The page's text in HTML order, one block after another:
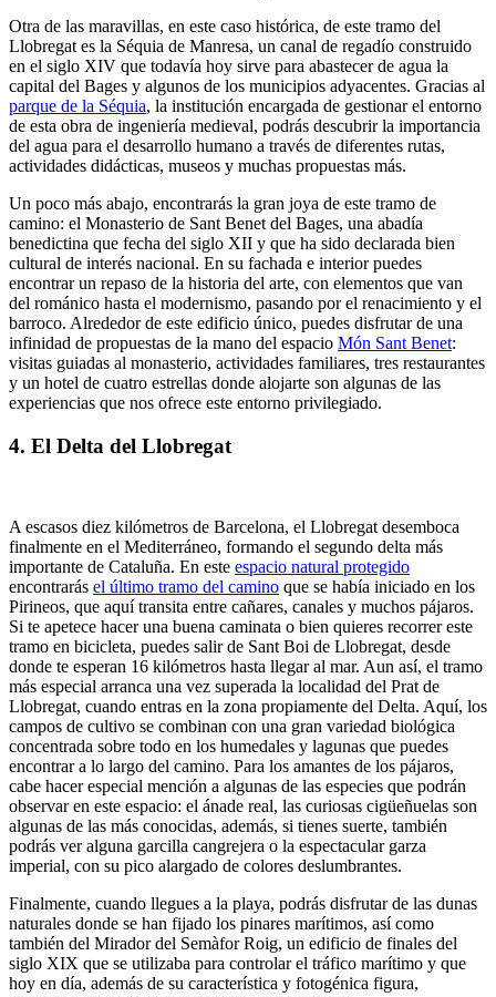
Otra de las maravillas, en este caso histórica, de este tramo del
Llobregat es la Séquia de Manresa, un canal de regadío construido
en el siglo XIV que todavía hoy sirve para abastecer de agua la
capital del Bages y algunos de los municipios adyacentes. Gracias al
parque de la Séquia, la institución encargada de gestionar el entorno
de esta obra de ingeniería medieval, podrás descubrir la importancia
del agua para el desarrollo humano a través de diferentes rutas,
actividades didácticas, museos y muchas propuestas más.
Un poco más abajo, encontrarás la gran joya de este tramo de
camino: el Monasterio de Sant Benet del Bages, una abadía
benedictina que fecha del siglo XII y que ha sido declarada bien
cultural de interés nacional. En su fachada e interior puedes
encontrar un repaso de la historia del arte, con elementos que van
del románico hasta el modernismo, pasando por el renacimiento y el
barroco. Alrededor de este edificio único, puedes disfrutar de una
infinidad de propuestas de la mano del espacio Món Sant Benet:
visitas guiadas al monasterio, actividades familiares, tres restaurantes
y un hotel de cuatro estrellas donde alojarte son algunas de las
experiencias que nos ofrece este entorno privilegiado.
4. El Delta del Llobregat
A escasos diez kilómetros de Barcelona, el Llobregat desemboca
finalmente en el Mediterráneo, formando el segundo delta más
importante de Cataluña. En este espacio natural protegido
encontrarás el último tramo del camino que se había iniciado en los
Pirineos, que aquí transita entre cañares, canales y muchos pájaros.
Si te apetece hacer una buena caminata o bien quieres recorrer este
tramo en bicicleta, puedes salir de Sant Boi de Llobregat, desde
donde te esperan 16 kilómetros hasta llegar al mar. Aun así, el tramo
más especial arranca una vez superada la localidad del Prat de
Llobregat, cuando entras en la zona propiamente del Delta. Aquí, los
campos de cultivo se combinan con una gran variedad biológica
concentrada sobre todo en los humedales y lagunas que puedes
encontrar a lo largo del camino. Para los amantes de los pájaros,
cabe hacer especial mención a algunas de las especies que podrán
observar en este espacio: el ánade real, las curiosas cigüeñuelas son
algunas de las más conocidas, además, si tienes suerte, también
podrás ver alguna garcilla cangrejera o la espectacular garza
imperial, con su pico alargado de colores deslumbrantes.
Finalmente, cuando llegues a la playa, podrás disfrutar de las dunas
naturales donde se han fijado los pinares marítimos, así como
también del Mirador del Semàfor Roig, un edificio de finales del
siglo XIX que se utilizaba para controlar el tráfico marítimo y que
hoy en día, además de su característica y fotogénica figura,